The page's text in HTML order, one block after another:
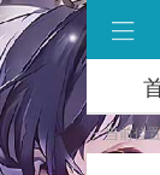
当前位